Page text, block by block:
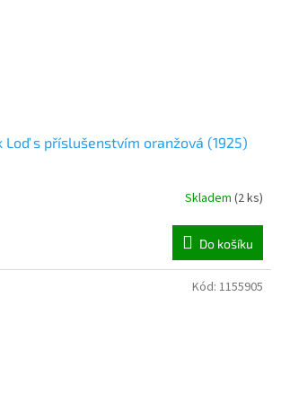
Loď s příslušenstvím oranžová (1925)
Skladem (2 ks)
Do košíku
Kód: 1155905